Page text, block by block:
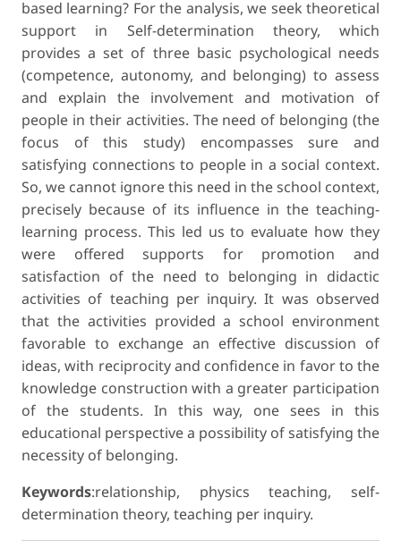
based learning? For the analysis, we seek theoretical
support in Self-determination theory, which
provides a set of three basic psychological needs
(competence, autonomy, and belonging) to assess
and explain the involvement and motivation of
people in their activities. The need of belonging (the
focus of this study) encompasses sure and
satisfying connections to people in a social context.
So, we cannot ignore this need in the school context,
precisely because of its influence in the teaching-
learning process. This led us to evaluate how they
were offered supports for promotion and
satisfaction of the need to belonging in didactic
activities of teaching per inquiry. It was observed
that the activities provided a school environment
favorable to exchange an effective discussion of
ideas, with reciprocity and confidence in favor to the
knowledge construction with a greater participation
of the students. In this way, one sees in this
educational perspective a possibility of satisfying the
necessity of belonging.
Keywords:relationship, physics teaching, self-
determination theory, teaching per inquiry.